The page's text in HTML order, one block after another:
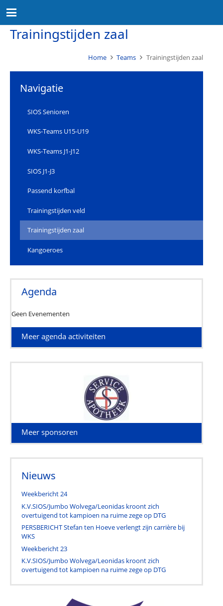
Trainingstijden zaal
Home Teams Trainingstijden zaal
Navigatie
SIOS Senioren
WKS-Teams U15-U19
WKS-Teams J1-J12
SIOS J1-J3
Passend korfbal
Trainingstijden veld
Trainingstijden zaal
Kangoeroes
Agenda
Geen Evenementen
Meer agenda activiteiten
Meer sponsoren
Nieuws
Weekbericht 24
K.V.SIOS/Jumbo Wolvega/Leonidas kroont zich
overtuigend tot kampioen na ruime zege op DTG
PERSBERICHT Stefan ten Hoeve verlengt zijn carrière bij
WKS
Weekbericht 23
K.V.SIOS/Jumbo Wolvega/Leonidas kroont zich
overtuigend tot kampioen na ruime zege op DTG